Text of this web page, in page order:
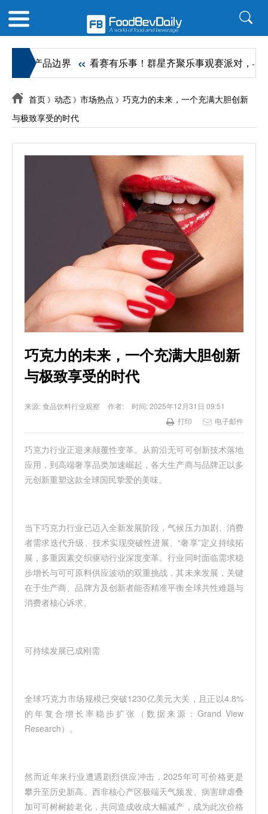
张产品边界 « 看赛有乐事！群星齐聚乐事观赛派对，与球
首页 》 动态 》 市场热点 》 巧克力的未来，一个充满大胆创新
与极致享受的时代
巧克力的未来，一个充满大胆创新
与极致享受的时代
来源:食品饮料行业观察 作者: 时间:2025年12月31日 09:51
打印
电子邮件
巧克力行业正迎来颠覆性变革。从前沿无可可创新技术落地
应用，到高端奢享品类加速崛起，各大生产商与品牌正以多
元创新重塑这款全球国民挚爱的美味。
当下巧克力行业已迈入全新发展阶段，气候压力加剧、消费
者需求迭代升级、技术实现突破性进展、“奢享”定义持续拓
展，多重因素交织驱动行业深度变革。行业同时面临需求稳
步增长与可可原料供应波动的双重挑战，其未来发展，关键
在于生产商、品牌方及创新者能否精准平衡全球共性难题与
消费者核心诉求。
可持续发展已成刚需
全球巧克力市场规模已突破1230亿美元大关，且正以4.8%
的年复合增长率稳步扩张（数据来源：Grand View
Research）。
然而近年来行业遭遇剧烈供应冲击，2025年可可价格更是
攀升至历史新高。西非核心产区极端天气频发、病害肆虐叠
加可可树树龄老化，共同造成收成大幅减产，成为此次价格